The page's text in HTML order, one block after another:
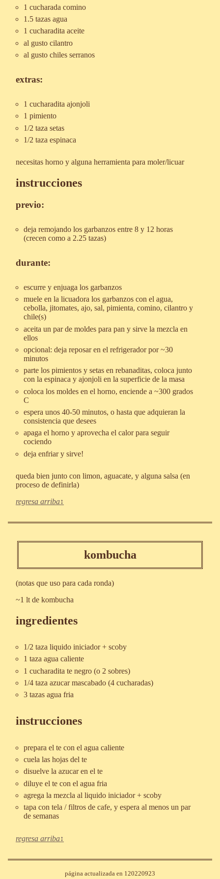
1 cucharada comino
1.5 tazas agua
1 cucharadita aceite
al gusto cilantro
al gusto chiles serranos
extras:
1 cucharadita ajonjoli
1 pimiento
1/2 taza setas
1/2 taza espinaca
necesitas horno y alguna herramienta para moler/licuar
instrucciones
previo:
deja remojando los garbanzos entre 8 y 12 horas
(crecen como a 2.25 tazas)
durante:
escurre y enjuaga los garbanzos
muele en la licuadora los garbanzos con el agua,
cebolla, jitomates, ajo, sal, pimienta, comino, cilantro y
chile(s)
aceita un par de moldes para pan y sirve la mezcla en
ellos
opcional: deja reposar en el refrigerador por ~30
minutos
parte los pimientos y setas en rebanaditas, coloca junto
con la espinaca y ajonjoli en la superficie de la masa
coloca los moldes en el horno, enciende a ~300 grados
C
espera unos 40-50 minutos, o hasta que adquieran la
consistencia que desees
apaga el horno y aprovecha el calor para seguir
cociendo
deja enfriar y sirve!
queda bien junto con limon, aguacate, y alguna salsa (en
proceso de definirla)
regresa arriba
kombucha
(notas que uso para cada ronda)
~1 lt de kombucha
ingredientes
1/2 taza liquido iniciador + scoby
1 taza agua caliente
1 cucharadita te negro (o 2 sobres)
1/4 taza azucar mascabado (4 cucharadas)
3 tazas agua fria
instrucciones
prepara el te con el agua caliente
cuela las hojas del te
disuelve la azucar en el te
diluye el te con el agua fria
agrega la mezcla al liquido iniciador + scoby
tapa con tela / filtros de cafe, y espera al menos un par
de semanas
regresa arriba
página actualizada en 120220923